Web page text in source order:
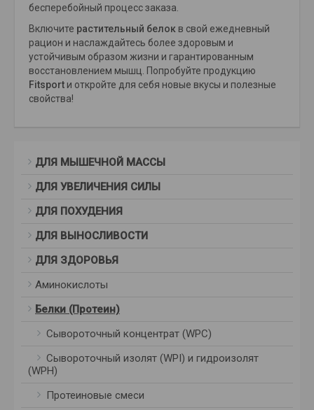
бесперебойный процесс заказа.
Включите растительный белок в свой ежедневный
рацион и наслаждайтесь более здоровым и
устойчивым образом жизни и гарантированным
восстановлением мышц. Попробуйте продукцию
Fitsport и откройте для себя новые вкусы и полезные
свойства!
ДЛЯ МЫШЕЧНОЙ МАССЫ
ДЛЯ УВЕЛИЧЕНИЯ СИЛЫ
ДЛЯ ПОХУДЕНИЯ
ДЛЯ ВЫНОСЛИВОСТИ
ДЛЯ ЗДОРОВЬЯ
Аминокислоты
Белки (Протеин)
Сывороточный концентрат (WPC)
Сывороточный изолят (WPI) и гидроизолят
(WPH)
Протеиновые смеси